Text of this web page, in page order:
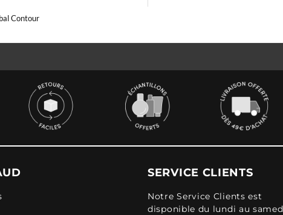
Contour
SERVICE CLIENTS
Notre Service Clients est
disponible du lundi au